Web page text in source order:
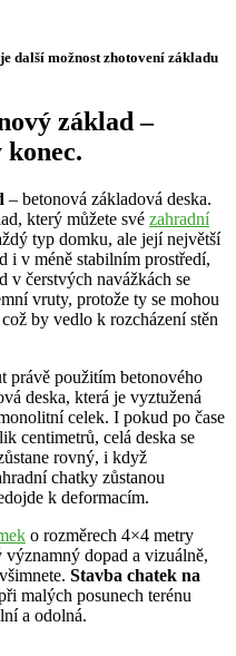
další možnost zhotovení základu
základ –
– betonová základová deska.
který můžete své zahradní
typ domku, ale její největší
i v méně stabilním prostředí,
v čerstvých navážkách se
vruty, protože ty se mohou
by vedlo k rozcházení stěn
právě použitím betonového
deska, která je vyztužená
celek. I pokud po čase
centimetrů, celá deska se
rovný, i když
chatky zůstanou
k deformacím.
o rozměrech 4×4 metry
dopad a vizuálně,
Stavba chatek na
malých posunech terénu
a odolná.